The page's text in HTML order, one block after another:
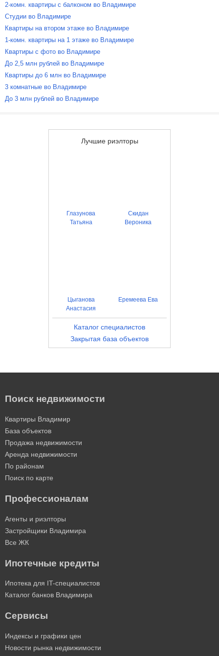
2-комн. квартиры с балконом во Владимире
Студии во Владимире
Квартиры на втором этаже во Владимире
1-комн. квартиры на 1 этаже во Владимире
Квартиры с фото во Владимире
До 2,5 млн рублей во Владимире
Квартиры до 6 млн во Владимире
3 комнатные во Владимире
До 3 млн рублей во Владимире
Лучшие риэлторы
Глазунова
Татьяна
Скидан
Вероника
Цыганова
Анастасия
Еремеева Ева
Каталог специалистов
Закрытая база объектов
Поиск недвижимости
Квартиры Владимир
База объектов
Продажа недвижимости
Аренда недвижимости
По районам
Поиск по карте
Профессионалам
Агенты и риэлторы
Застройщики Владимира
Все ЖК
Ипотечные кредиты
Ипотека для IT-специалистов
Каталог банков Владимира
Сервисы
Индексы и графики цен
Новости рынка недвижимости